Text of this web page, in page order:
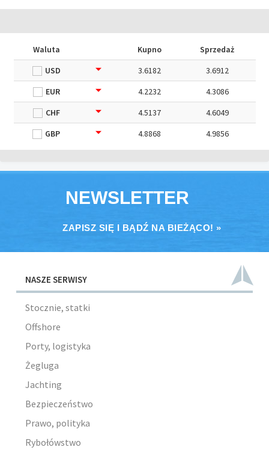
Waluta Kupno
Sprzedaż
USD
3.6182
3.6912
EUR
4.2232
4.3086
CHF
4.5137
4.6049
GBP
4.8868 4.9856
NEWSLETTER
ZAPISZ SIĘ I BĄDŹ NA BIEŻĄCO! »
NASZE SERWISY
Stocznie, statki
Offshore
Porty, logistyka
Żegluga
Jachting
Bezpieczeństwo
Prawo, polityka
Rybołówstwo